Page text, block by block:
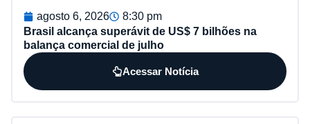
agosto 6, 2026
8:30 pm
Brasil alcança superávit de US$ 7 bilhões na
balança comercial de julho
Acessar Notícia